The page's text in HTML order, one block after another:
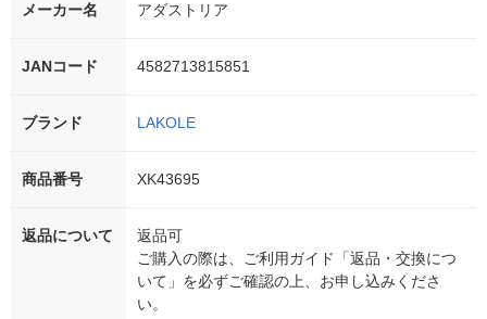
メーカー名 アダストリア
JANコード 4582713815851
ブランド LAKOLE
商品番号 XK43695
返品について
返品可
ご購入の際は、ご利用ガイド「返品・交換につ
いて」を必ずご確認の上、お申し込みくださ
い。